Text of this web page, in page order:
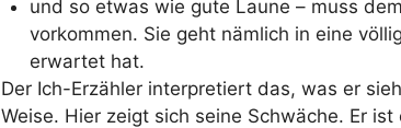
und so etwas wie gute Laune – muss
vorkommen. Sie geht nämlich in eine
erwartet hat.
Der Ich-Erzähler interpretiert das, was er
Weise. Hier zeigt sich seine Schwäche. Er